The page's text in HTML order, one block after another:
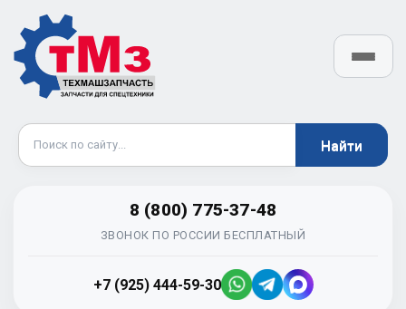
8 (800) 775-37-48
ЗВОНОК ПО РОССИИ БЕСПЛАТНЫЙ
+7 (925) 444-59-30